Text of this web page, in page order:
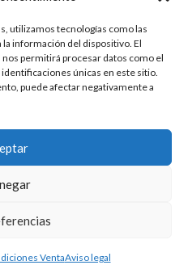
utilizamos tecnologías como las
la información del dispositivo. El
permitirá procesar datos como el
únicas en este sitio.
puede afectar negativamente a
VentaAviso legal
Fabricación y distribución,
para automóvil